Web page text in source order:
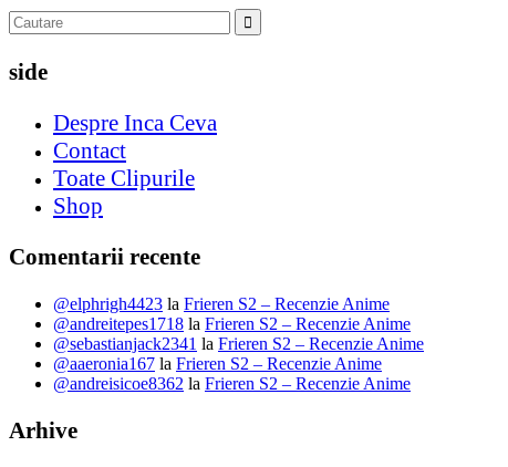
side
Despre Inca Ceva
Contact
Toate Clipurile
Shop
Comentarii recente
@elphrigh4423 la Frieren S2 – Recenzie Anime
@andreitepes1718 la Frieren S2 – Recenzie Anime
@sebastianjack2341 la Frieren S2 – Recenzie Anime
@aaeronia167 la Frieren S2 – Recenzie Anime
@andreisicoe8362 la Frieren S2 – Recenzie Anime
Arhive